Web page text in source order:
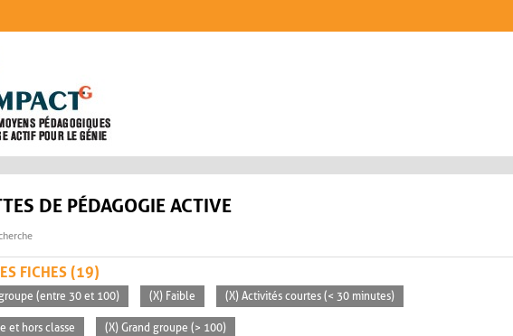
DE PÉDAGOGIE ACTIVE
FICHES (19)
(entre 30 et 100) (X) Faible (X) Activités courtes (< 30 minutes)
et hors classe (X) Grand groupe (> 100)